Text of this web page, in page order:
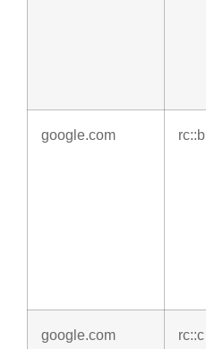
google.com rc::b
google.com rc::c